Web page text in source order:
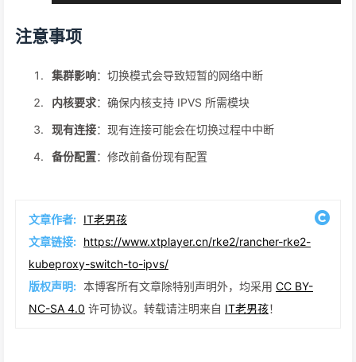
注意事项
集群影响：切换模式会导致短暂的网络中断
内核要求：确保内核支持 IPVS 所需模块
现有连接：现有连接可能会在切换过程中中断
备份配置：修改前备份现有配置
文章作者: IT老男孩
文章链接: https://www.xtplayer.cn/rke2/rancher-rke2-
kubeproxy-switch-to-ipvs/
版权声明: 本博客所有文章除特别声明外，均采用 CC BY-
NC-SA 4.0 许可协议。转载请注明来自 IT老男孩！